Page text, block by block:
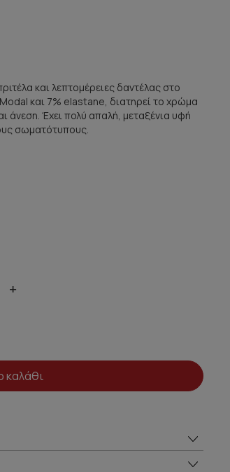
και λεπτομέρειες δαντέλας στο
και 7% elastane, διατηρεί το χρώμα
άνεση. Έχει πολύ απαλή, μεταξένια υφή
σωματότυπους.
+
καλάθι